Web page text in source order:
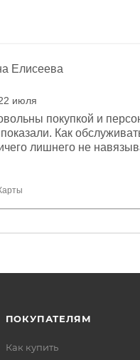
Елисеева
июля
покупкой и
Как
лишнего не
Дмитрию, за
ПОКУПАТЕЛЯМ
Как купить